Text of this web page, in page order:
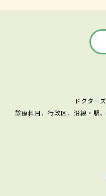
ドクター
診療科目、行政区、沿線・駅